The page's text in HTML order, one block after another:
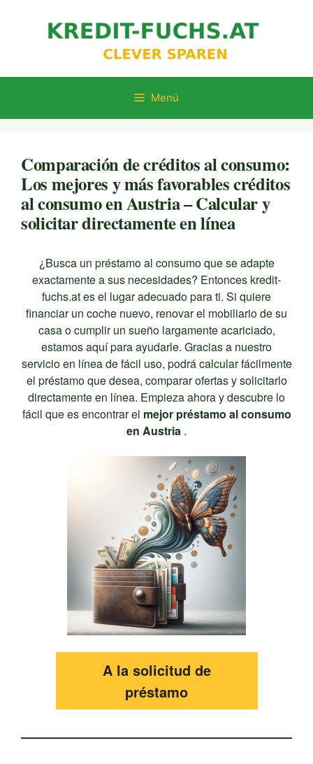
Menü
Comparación de créditos al consumo:
Los mejores y más favorables créditos
al consumo en Austria – Calcular y
solicitar directamente en línea
¿Busca un préstamo al consumo que se adapte
exactamente a sus necesidades? Entonces kredit-
fuchs.at es el lugar adecuado para ti. Si quiere
financiar un coche nuevo, renovar el mobiliario de su
casa o cumplir un sueño largamente acariciado,
estamos aquí para ayudarle. Gracias a nuestro
servicio en línea de fácil uso, podrá calcular fácilmente
el préstamo que desea, comparar ofertas y solicitarlo
directamente en línea. Empieza ahora y descubre lo
fácil que es encontrar el mejor préstamo al consumo
en Austria .
A la solicitud de
préstamo